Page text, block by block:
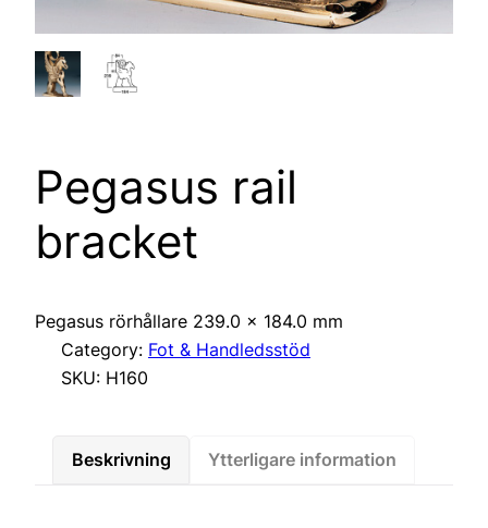
Pegasus rail
bracket
Pegasus rörhållare 239.0 x 184.0 mm
Category: Fot & Handledsstöd
SKU: H160
Beskrivning Ytterligare information